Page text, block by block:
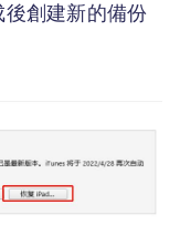
創建新的備份